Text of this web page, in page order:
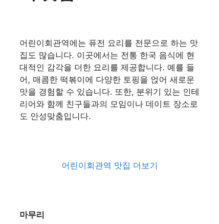
어린이회관역에는 퓨전 요리를 전문으로 하는 맛
집도 많습니다. 이곳에서는 전통 한국 음식에 현
대적인 감각을 더한 요리를 제공합니다. 예를 들
어, 매콤한 떡볶이에 다양한 토핑을 얹어 새로운
맛을 경험할 수 있습니다. 또한, 분위기 있는 인테
리어와 함께 친구들과의 모임이나 데이트 장소로
도 안성맞춤입니다.
어린이회관역 맛집 더보기
마무리